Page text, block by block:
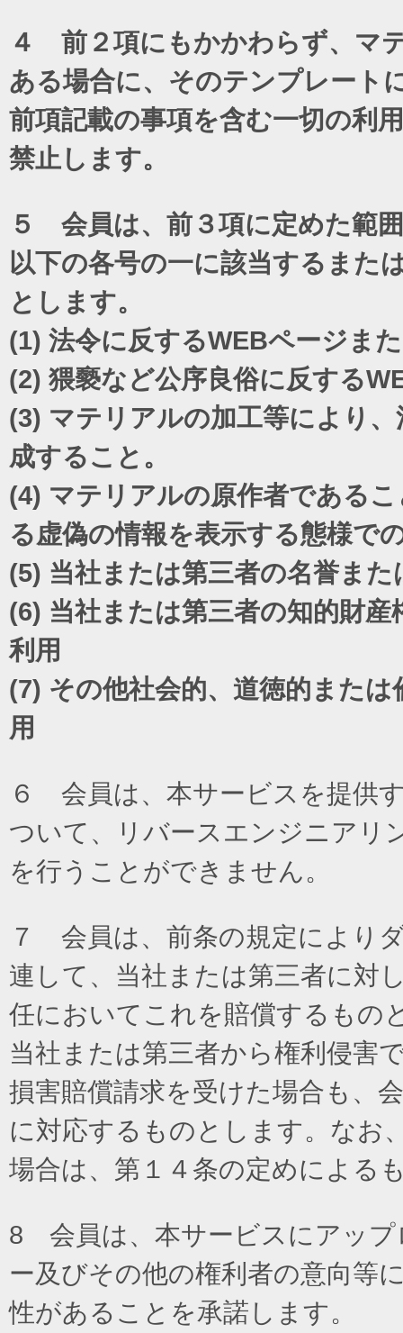
４ 前２項にもかかわらず、マ
ある場合に、そのテンプレート
前項記載の事項を含む一切の利
禁止します。
５ 会員は、前３項に定めた範
以下の各号の一に該当するまた
とします。
(1) 法令に反するWEBページま
(2) 猥褻など公序良俗に反する
(3) マテリアルの加工等により
成すること。
(4) マテリアルの原作者である
る虚偽の情報を表示する態様で
(5) 当社または第三者の名誉ま
(6) 当社または第三者の知的財
利用
(7) その他社会的、道徳的また
用
６ 会員は、本サービスを提供
ついて、リバースエンジニアリ
を行うことができません。
７ 会員は、前条の規定により
連して、当社または第三者に対
任においてこれを賠償するもの
当社または第三者から権利侵害
損害賠償請求を受けた場合も、
に対応するものとします。なお
場合は、第１４条の定めによる
8 会員は、本サービスにアップ
ー及びその他の権利者の意向等
性があることを承諾します。